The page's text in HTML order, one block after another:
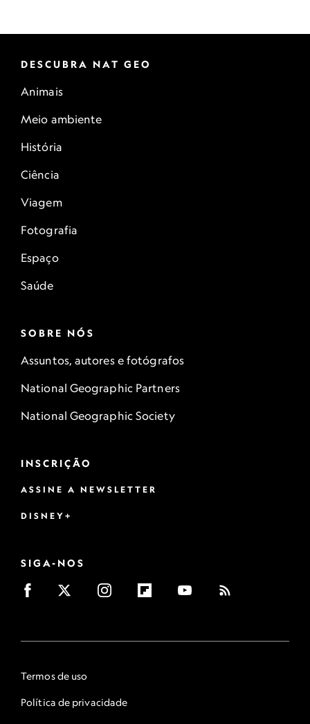
DESCUBRA NAT GEO
Animais
Meio ambiente
História
Ciência
Viagem
Fotografia
Espaço
Saúde
SOBRE NÓS
Assuntos, autores e fotógrafos
National Geographic Partners
National Geographic Society
INSCRIÇÃO
ASSINE A NEWSLETTER
DISNEY+
SIGA-NOS
Termos de uso
Política de privacidade